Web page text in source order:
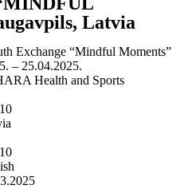
Latvia
Exchange “Mindful Moments”
– 25.04.2025.
Health and Sports